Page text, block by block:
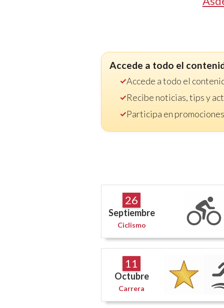
Accede a todo el
Accede a todo el
Recibe noticias, tips y
Participa en
26
Septiembre
Ciclismo
11
Octubre
Carrera